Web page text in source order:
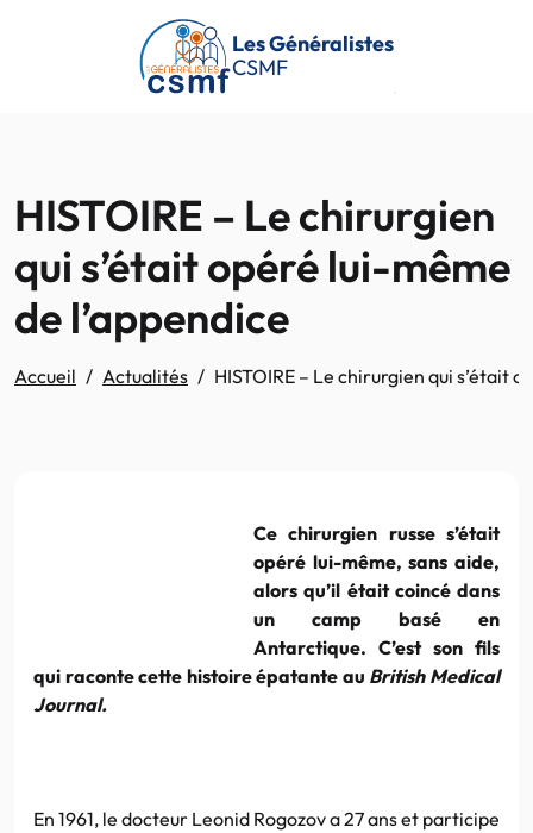
Passer au contenu principal
Les Généralistes
CSMF
HISTOIRE – Le chirurgien
qui s’était opéré lui-même
de l’appendice
Accueil Actualités HISTOIRE – Le chirurgien qui s’était
Ce chirurgien russe s’était
opéré lui-même, sans aide,
alors qu’il était coincé dans
un camp basé en
Antarctique. C’est son fils
qui raconte cette histoire épatante au British Medical
Journal.
En 1961, le docteur Leonid Rogozov a 27 ans et participe